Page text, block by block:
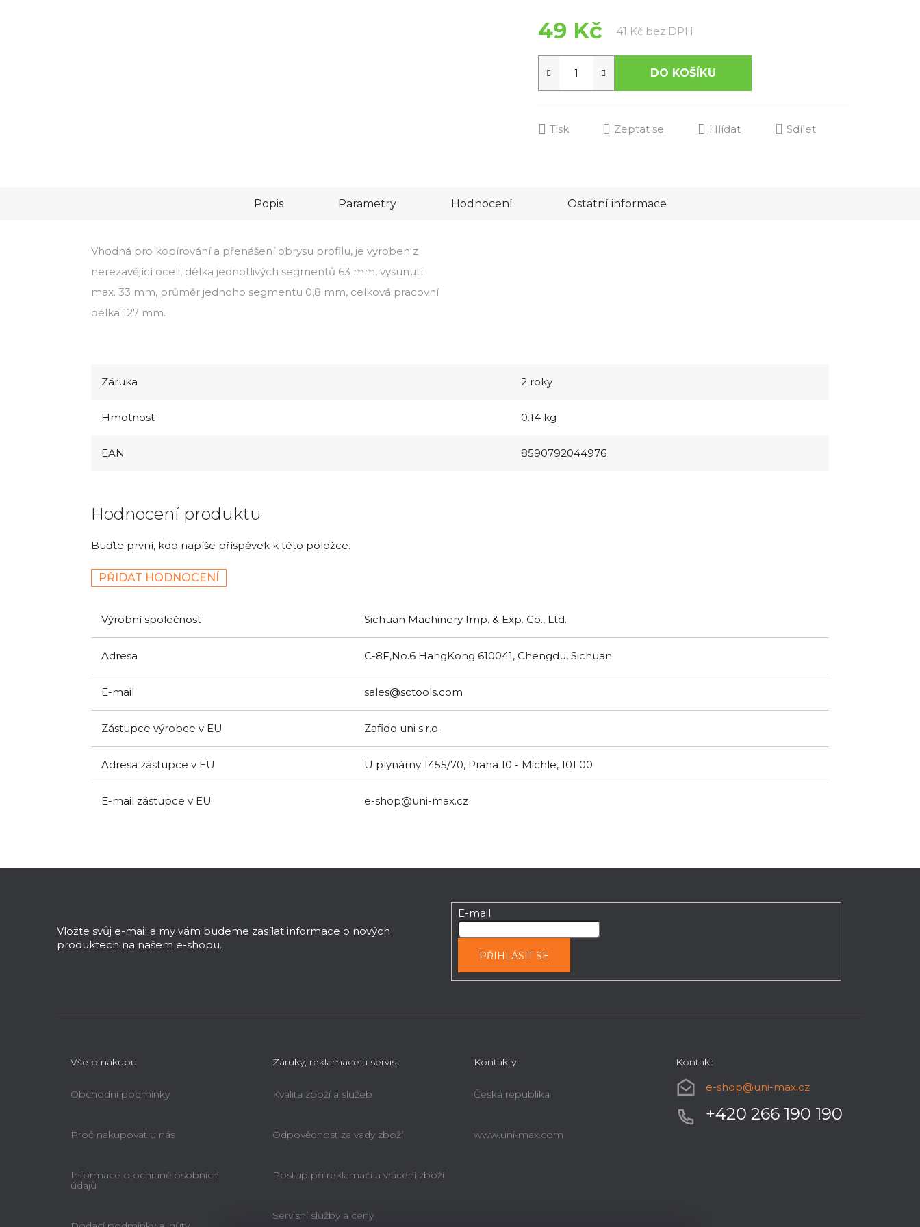
49 Kč 41 Kč bez DPH
DO KOŠÍKU
Tisk Zeptat se Hlídat Sdílet
Popis Parametry Hodnocení Ostatní informace
Vhodná pro kopírování a přenášení obrysu profilu, je vyroben z
nerezavějící oceli, délka jednotlivých segmentů 63 mm, vysunutí
max. 33 mm, průměr jednoho segmentu 0,8 mm, celková pracovní
délka 127 mm.
Záruka 2 roky
Hmotnost 0.14 kg
EAN 8590792044976
Hodnocení produktu
Buďte první, kdo napíše příspěvek k této položce.
PŘIDAT HODNOCENÍ
Výrobní společnost Sichuan Machinery Imp. & Exp. Co., Ltd.
Adresa C-8F,No.6 HangKong 610041, Chengdu, Sichuan
E-mail sales@sctools.com
Zástupce výrobce v EU Zafido uni s.r.o.
Adresa zástupce v EU U plynárny 1455/70, Praha 10 - Michle, 101 00
E-mail zástupce v EU e-shop@uni-max.cz
Vložte svůj e-mail a my vám budeme zasílat informace o nových
produktech na našem e-shopu.
E-mail
PŘIHLÁSIT SE
Vše o nákupu
Obchodní podmínky
Proč nakupovat u nás
Informace o ochraně osobních
údajů
Záruky, reklamace a servis
Kvalita zboží a služeb
Odpovědnost za vady zboží
Postup při reklamaci a vrácení zboží
Servisní služby a ceny
Kontakty
Česká republika
www.uni-max.com
Kontakt
e-shop@uni-max.cz
+420 266 190 190